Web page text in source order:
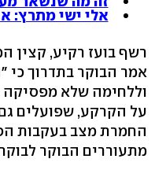
אלי ישי מתרץ:
רשף בועז רקיע, קצין
אמר הבוקר בתדרוך כי
וללחימה שלא מפסיקה
על הקרקע, שפועלים
החמרת מצב בעקבות
מתעוררים הבוקר